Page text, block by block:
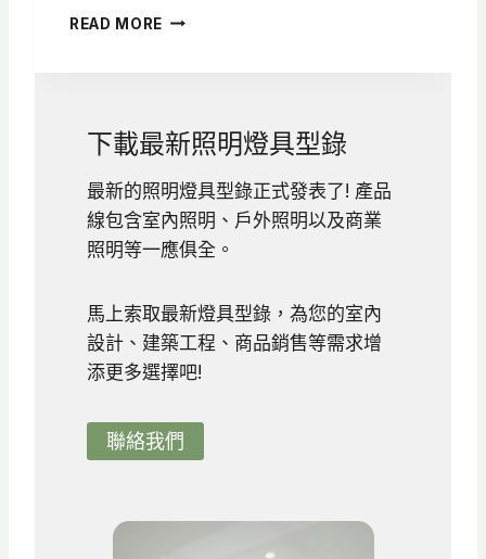
READ MORE 客
計
怎
做
？
6
明
配
置
重
，
打
適
下載最新照明燈具型錄
最新的照明燈具型錄正式發表了! 產品
線包含室內照明、戶外照明以及商業
照明等一應俱全。
馬上索取最新燈具型錄，為您的室內
設計、建築工程、商品銷售等需求增
添更多選擇吧!
聯絡我們